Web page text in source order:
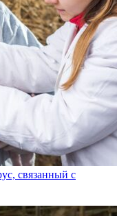
связанный с